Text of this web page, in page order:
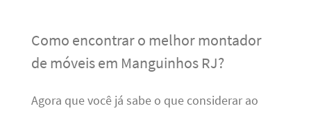
Como encontrar o melhor montador
de móveis em Manguinhos RJ?
Agora que você já sabe o que considerar ao